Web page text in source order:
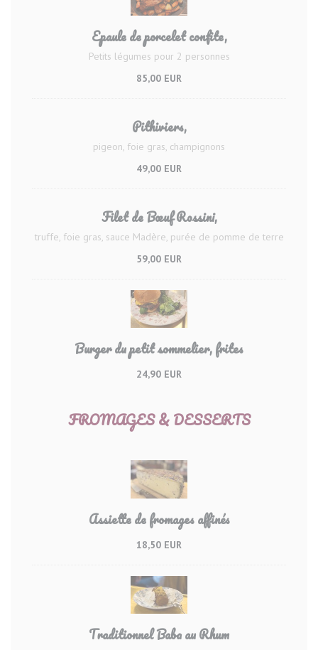
Epaule de porcelet confite,
Petits légumes pour 2 personnes
85,00 EUR
Pithiviers,
pigeon, foie gras, champignons
49,00 EUR
Filet de Bœuf Rossini,
truffe, foie gras, sauce Madère, purée de pomme de terre
59,00 EUR
Burger du petit sommelier, frites
24,90 EUR
FROMAGES & DESSERTS
Assiette de fromages affinés
18,50 EUR
Traditionnel Baba au Rhum